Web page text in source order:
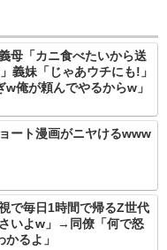
母「カニ食べたいから送
義妹「じゃあウチにも!」
俺が頼んでやるからw」
ート漫画がニヤけるwww
で毎日1時間で帰るZ世代
いよw」→同僚「何で怒
るよ」